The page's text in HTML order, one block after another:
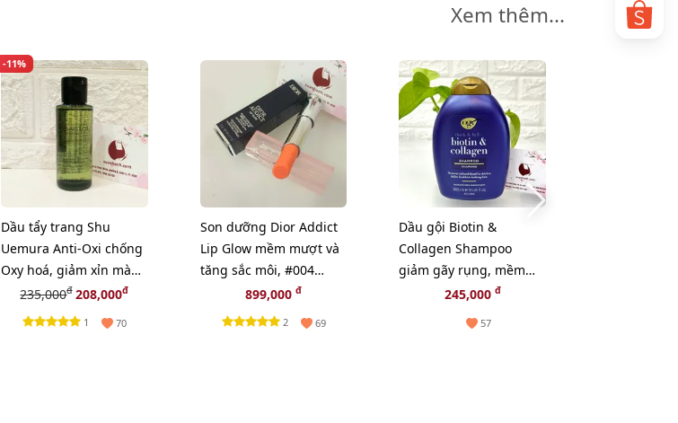
Xem thêm...
-11%
Dầu tẩy trang Shu
Uemura Anti-Oxi chống
Oxy hoá, giảm xỉn màu
da - 50ml
235,000đ208,000đ
1 70
Son dưỡng Dior Addict
Lip Glow mềm mượt và
tăng sắc môi, #004
Coral - cam tự nhiên
(New)
899,000đ
2 69
Dầu gội Biotin &
Collagen Shampoo
giảm gãy rụng, mềm
mượt, bồng bềnh -
245,000 đ
57